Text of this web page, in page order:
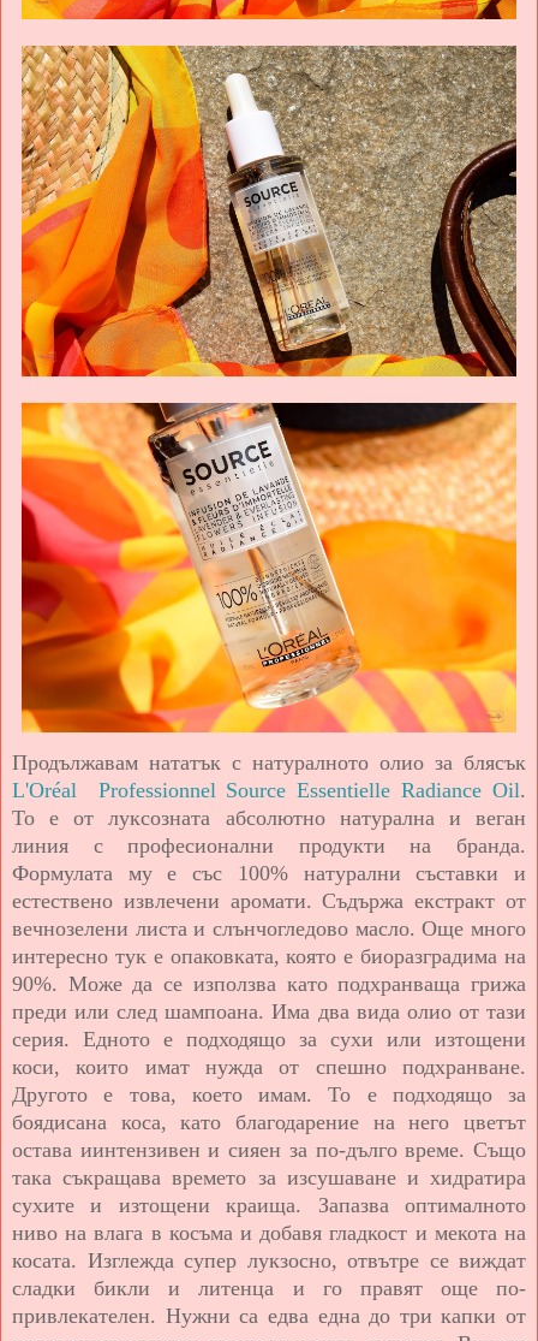
Продължавам нататък с натуралното олио за блясък
L'Oréal Professionnel Source Essentielle Radiance Oil.
То е от луксозната абсолютно натурална и веган
линия с професионални продукти на бранда.
Формулата му е със 100% натурални съставки и
естествено извлечени аромати. Съдържа екстракт от
вечнозелени листа и слънчогледово масло. Още много
интересно тук е опаковката, която е биоразградима на
90%. Може да се използва като подхранваща грижа
преди или след шампоана. Има два вида олио от тази
серия. Едното е подходящо за сухи или изтощени
коси, които имат нужда от спешно подхранване.
Другото е това, което имам. То е подходящо за
боядисана коса, като благодарение на него цветът
остава иинтензивен и сияен за по-дълго време. Също
така съкращава времето за изсушаване и хидратира
сухите и изтощени краища. Запазва оптималното
ниво на влага в косъма и добавя гладкост и мекота на
косата. Изглежда супер лукзосно, отвътре се виждат
сладки бикли и литенца и го правят още по-
привлекателен. Нужни са едва една до три капки от